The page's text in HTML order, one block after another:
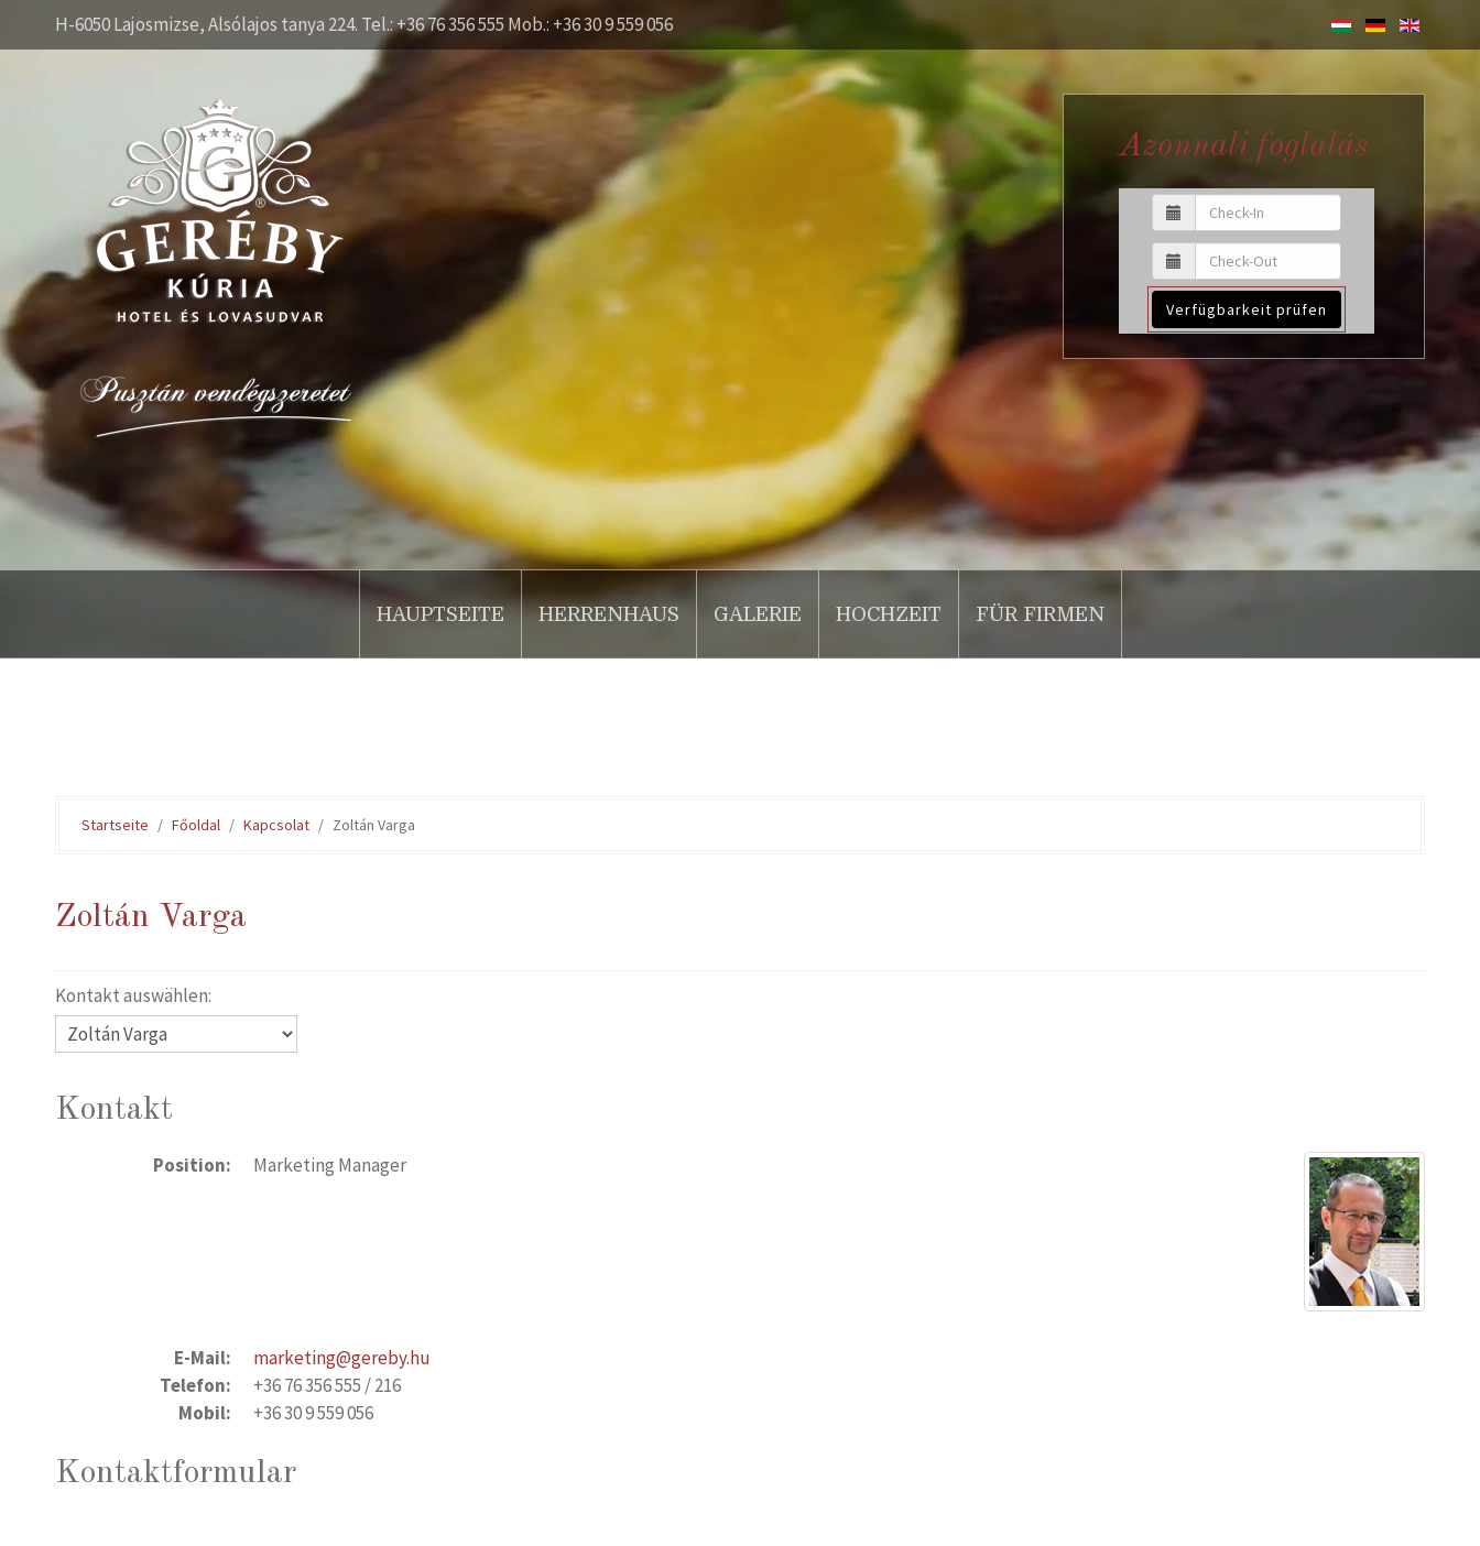
H-6050 Lajosmizse, Alsólajos tanya 224. Tel.: +36 76 356 555 Mob.: +36 30 9 559 056
Azonnali foglalás
Verfügbarkeit prüfen
HAUPTSEITE HERRENHAUS GALERIE HOCHZEIT FÜR FIRMEN
Startseite Főoldal Kapcsolat Zoltán Varga
Zoltán Varga
Kontakt auswählen:
Kontakt
Position: Marketing Manager
E-Mail:
marketing@gereby.hu
Telefon:
+36 76 356 555 / 216
Mobil:
+36 30 9 559 056
Kontaktformular